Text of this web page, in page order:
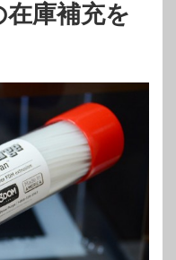
庫補充を